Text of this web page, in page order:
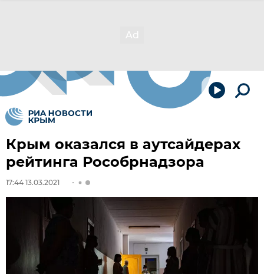
Крым оказался в аутсайдерах
рейтинга Рособрнадзора
17:44 13.03.2021